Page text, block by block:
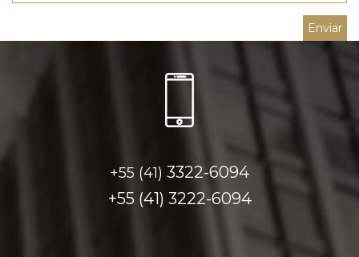
+55 (41) 3322-6094
+55 (41) 3222-6094